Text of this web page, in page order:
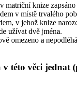
matriční knize
v místě trvalého
v jehož knize
užívat dvě jména.
omezeno a
této věci jednat